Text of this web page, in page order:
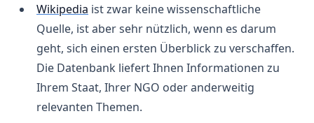
Dokumentenarchiv
Deutsche Gesellschaft für die
Vereinten Nationen
Wikipedia ist zwar keine wissenschaftliche
Quelle, ist aber sehr nützlich, wenn es darum
geht, sich einen ersten Überblick zu verschaffen.
Die Datenbank liefert Ihnen Informationen zu
Ihrem Staat, Ihrer NGO oder anderweitig
relevanten Themen.